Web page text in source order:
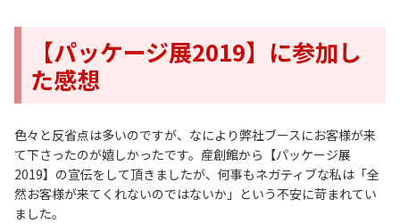
【パッケージ展2019】に参加し
た感想
色々と反省点は多いのですが、なにより弊社ブースにお客様が来
て下さったのが嬉しかったです。産創館から【パッケージ展
2019】の宣伝をして頂きましたが、何事もネガティブな私は「全
然お客様が来てくれないのではないか」という不安に苛まれてい
ました。